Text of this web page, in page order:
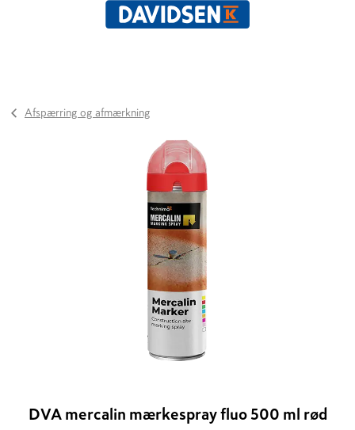
Afspærring og afmærkning
DVA mercalin mærkespray fluo 500 ml rød